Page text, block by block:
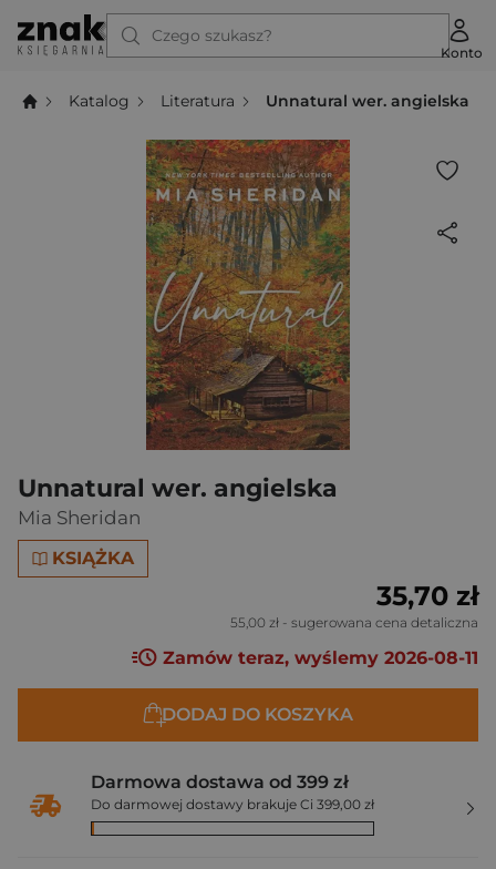
Czego szukasz?
Konto
Katalog Literatura Unnatural wer. angielska
Unnatural wer. angielska
Mia Sheridan
KSIĄŻKA
35,70 zł
55,00 zł - sugerowana cena detaliczna
Zamów teraz, wyślemy 2026-08-11
DODAJ DO KOSZYKA
Darmowa dostawa od 399 zł
Do darmowej dostawy brakuje Ci 399,00 zł